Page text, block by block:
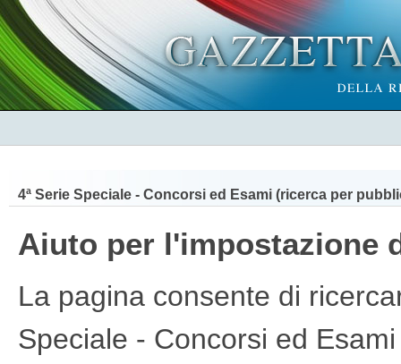
4ª Serie Speciale - Concorsi ed Esami (ricerca per
Aiuto per l'impostazione
La pagina consente di
Speciale - Concorsi ed